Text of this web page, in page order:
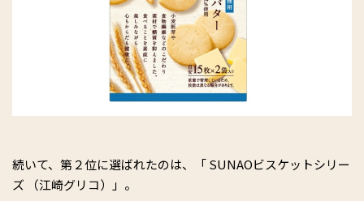
続いて、第２位に選ばれたのは、「 SUNAOビスケットシリー
ズ （江崎グリコ）」。